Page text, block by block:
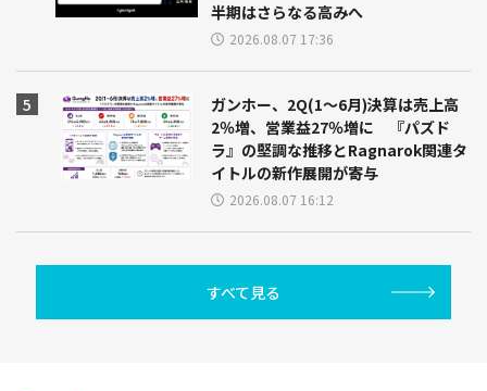
半期はさらなる高みへ
2026.08.07 17:36
ガンホー、2Q(1～6月)決算は売上高
2％増、営業益27％増に 『パズド
ラ』の堅調な推移とRagnarok関連タ
イトルの新作展開が寄与
2026.08.07 16:12
すべて見る